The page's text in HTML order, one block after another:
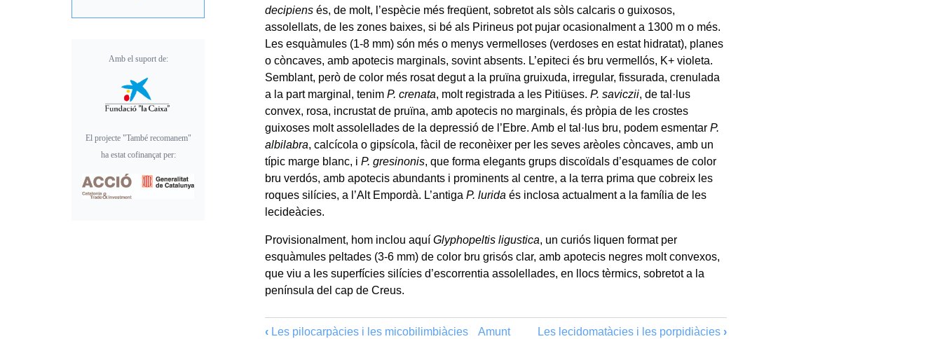
decipiens és, de molt, l’espècie més freqüent, sobretot als sòls calcaris o guixosos,
assolellats, de les zones baixes, si bé als Pirineus pot pujar ocasionalment a 1300 m o més.
Les esquàmules (1-8 mm) són més o menys vermelloses (verdoses en estat hidratat), planes
o còncaves, amb apotecis marginals, sovint absents. L’epiteci és bru vermellós, K+ violeta.
Semblant, però de color més rosat degut a la pruïna gruixuda, irregular, fissurada, crenulada
a la part marginal, tenimP. crenata, molt registrada a les Pitiüses.P. saviczii, de tal·lus
convex, rosa, incrustat de pruïna, amb apotecis no marginals, és pròpia de les crostes
guixoses molt assolellades de la depressió de l’Ebre. Amb el tal·lus bru, podem esmentarP.
albilabra, calcícola o gipsícola, fàcil de reconèixer per les seves arèoles còncaves, amb un
típic marge blanc, iP. gresinonis, que forma elegants grups discoïdals d’esquames de color
bru verdós, amb apotecis abundants i prominents al centre, a la terra prima que cobreix les
roques silícies, a l’Alt Empordà. L’antigaP. lurida és inclosa actualment a la família de les
lecideàcies.
Provisionalment, hom inclou aquíGlyphopeltis ligustica, un curiós liquen format per
esquàmules peltades (3-6 mm) de color bru grisós clar, amb apotecis negres molt convexos,
que viu a les superfícies silícies d’escorrentia assolellades, en llocs tèrmics, sobretot a la
península del cap de Creus.
‹ Les pilocarpàcies i les micobilimbiàcies Amunt Les lecidomatàcies i les porpidiàcies ›
Amb el suport de:
El projecte "També recomanem"
ha estat cofinançat per: